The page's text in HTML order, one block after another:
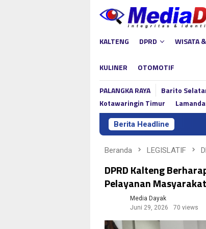
Loncat
KALTENG DPRD WISATA
KULINER OTOMOTIF
PALANGKA RAYA Barito
Kotawaringin Timur
Berita Headline
Beranda LEGISLATIF
DPRD Kalteng
Pelayanan Masyarakat
Media Dayak
Juni 29, 2026
70 views